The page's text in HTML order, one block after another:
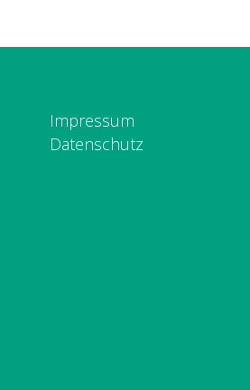
Impressum
Datenschutz